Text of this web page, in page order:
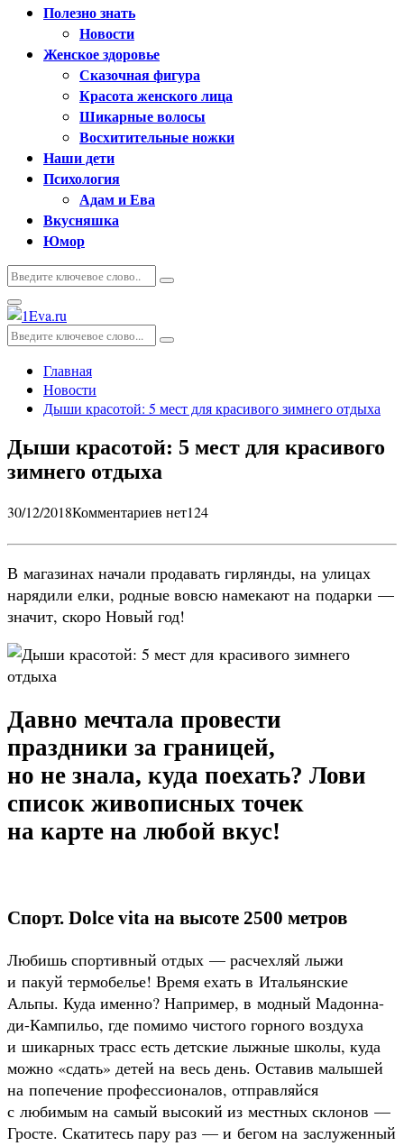
Полезно знать
Новости
Женское здоровье
Сказочная фигура
Красота женского лица
Шикарные волосы
Восхитительные ножки
Наши дети
Психология
Адам и Ева
Вкусняшка
Юмор
Искать:
Поиск
Основное
меню
Искать:
Поиск
Главная
Новости
Дыши красотой: 5 мест для красивого зимнего отдыха
Дыши красотой: 5 мест для красивого
зимнего отдыха
30/12/2018Комментариев нет124
В магазинах начали продавать гирлянды, на улицах
нарядили елки, родные вовсю намекают на подарки —
значит, скоро Новый год!
Давно мечтала провести
праздники за границей,
но не знала, куда поехать? Лови
список живописных точек
на карте на любой вкус!
Спорт. Dolce vita на высоте 2500 метров
Любишь спортивный отдых — расчехляй лыжи
и пакуй термобелье! Время ехать в Итальянские
Альпы. Куда именно? Например, в модный Мадонна-
ди-Кампильо, где помимо чистого горного воздуха
и шикарных трасс есть детские лыжные школы, куда
можно «сдать» детей на весь день. Оставив малышей
на попечение профессионалов, отправляйся
с любимым на самый высокий из местных склонов —
Гросте. Скатитесь пару раз — и бегом на заслуженный